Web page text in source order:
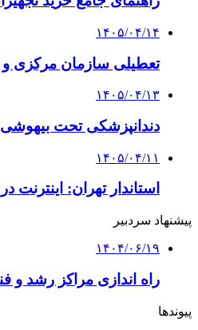
۱۴۰۵/۰۴/۱۴
تعطیلی سازمان مرکزی و
۱۴۰۵/۰۴/۱۳
دندانپزشکی تحت
۱۴۰۵/۰۴/۱۱
استاندار تهران:
پیشنهاد سردبیر
۱۴۰۴/۰۶/۱۹
راه اندازی مراکز رشد و فناوری در ۱۰ واحد استانی
پیوندها